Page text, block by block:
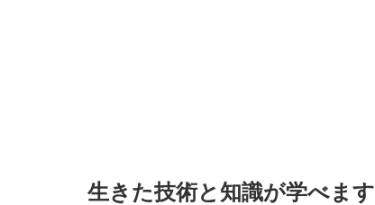
生きた技術と知識が学べます